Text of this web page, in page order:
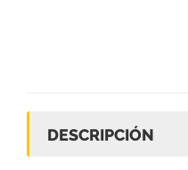
DESCRIPCIÓN